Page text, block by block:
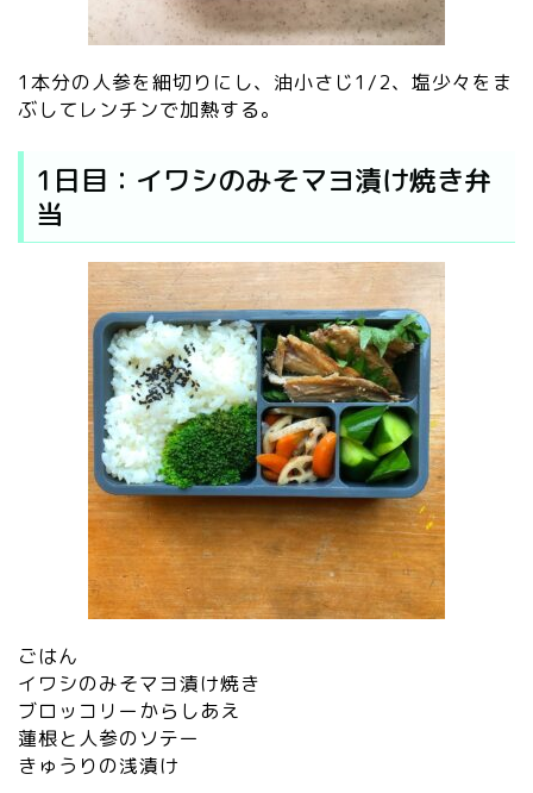
1本分の人参を細切りにし、油小さじ1/2、塩少々をま
ぶしてレンチンで加熱する。
1日目：イワシのみそマヨ漬け焼き弁
当
ごはん
イワシのみそマヨ漬け焼き
ブロッコリーからしあえ
蓮根と人参のソテー
きゅうりの浅漬け